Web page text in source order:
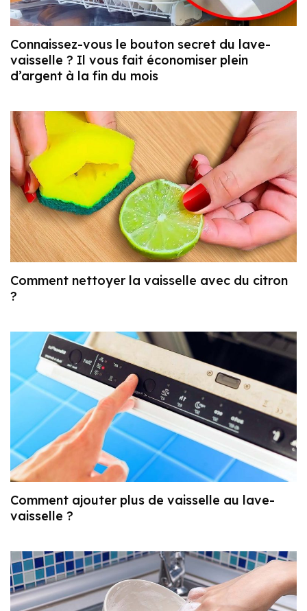
Connaissez-vous le bouton secret du lave-
vaisselle ? Il vous fait économiser plein
d’argent à la fin du mois
Comment nettoyer la vaisselle avec du citron
?
Comment ajouter plus de vaisselle au lave-
vaisselle ?